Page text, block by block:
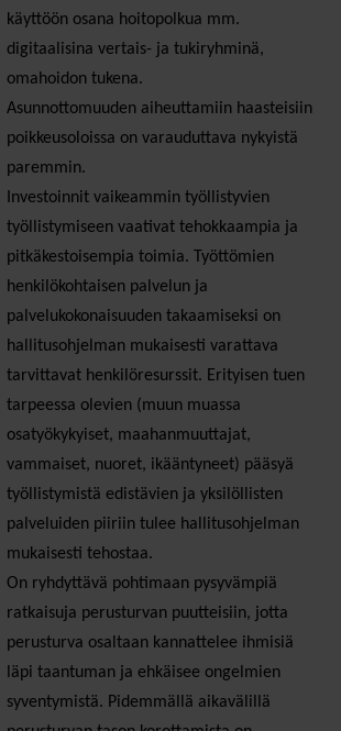
käyttöön osana hoitopolkua mm.
digitaalisina vertais- ja tukiryhminä,
omahoidon tukena.
Asunnottomuuden aiheuttamiin haasteisiin
poikkeusoloissa on varauduttava nykyistä
paremmin.
Investoinnit vaikeammin työllistyvien
työllistymiseen vaativat tehokkaampia ja
pitkäkestoisempia toimia. Työttömien
henkilökohtaisen palvelun ja
palvelukokonaisuuden takaamiseksi on
hallitusohjelman mukaisesti varattava
tarvittavat henkilöresurssit. Erityisen tuen
tarpeessa olevien (muun muassa
osatyökykyiset, maahanmuuttajat,
vammaiset, nuoret, ikääntyneet) pääsyä
työllistymistä edistävien ja yksilöllisten
palveluiden piiriin tulee hallitusohjelman
mukaisesti tehostaa.
On ryhdyttävä pohtimaan pysyvämpiä
ratkaisuja perusturvan puutteisiin, jotta
perusturva osaltaan kannattelee ihmisiä
läpi taantuman ja ehkäisee ongelmien
syventymistä. Pidemmällä aikavälillä